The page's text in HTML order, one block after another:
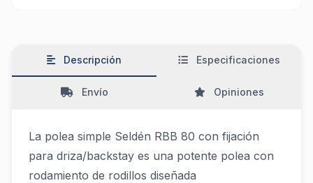
Descripción Especificaciones
Envío Opiniones
La polea simple Seldén RBB 80 con fijación
para driza/backstay es una potente polea con
rodamiento de rodillos diseñada